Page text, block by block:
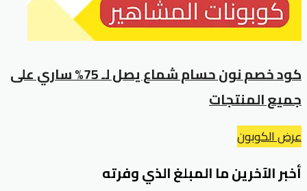
كود خصم نون حسام شماع يصل لـ 75% ساري على
جميع المنتجات
عرض الكوبون
أخبر الآخرين ما المبلغ الذي وفرته